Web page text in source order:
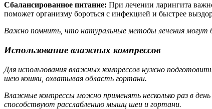
Сбалансированное питание: При лечении ларингита
поможет организму бороться с инфекцией и быстрее
Важно помнить, что натуральные методы лечения могут
Использование влажных компрессов
Для использования влажных компрессов нужно
шею кошки, охватывая область гортани.
Влажные компрессы можно применять несколько раз в
способствуют расслаблению мышц шеи и гортани.